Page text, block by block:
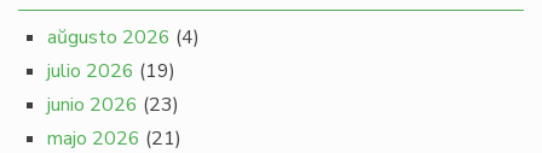
aŭgusto 2026 (4)
julio 2026 (19)
junio 2026 (23)
majo 2026 (21)